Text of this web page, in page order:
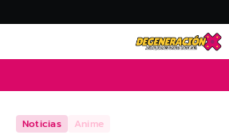
Noticias Anime